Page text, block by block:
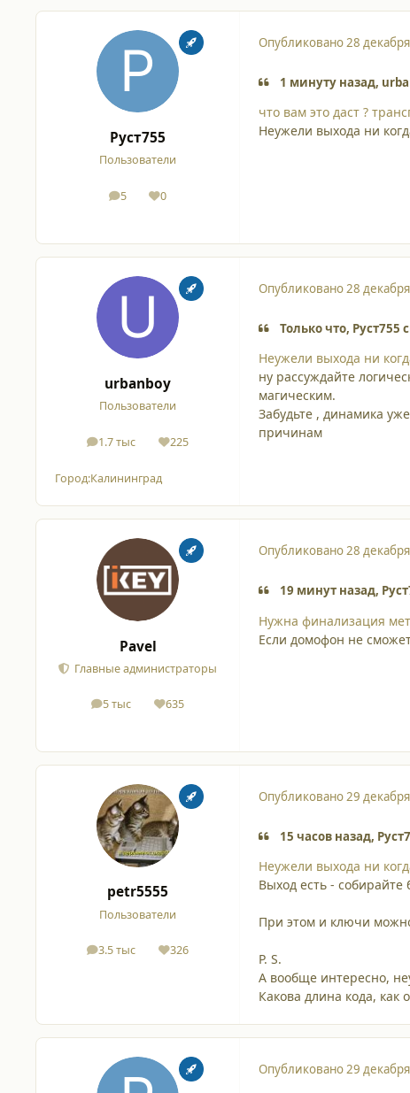
Руст755
Пользователи
5
сообщения
0
Репутация
Опубликовано28
1 минуту назад,
что вам это даст ?
Неужели выхода ни
urbanboy
Пользователи
1.7 тыс
сообщения225
Репутация
Город:Калининград
Опубликовано 28
Только что, Руст755
Неужели выхода ни
ну рассуждайте
магическим.
Забудьте , динамика
причинам
Pavel
Главные администраторы
5 тыс
сообщения635
Репутация
Опубликовано28
19 минут назад,
Нужна финализация
Если домофон не
petr5555
Пользователи
3.5 тыс
сообщения326
Репутация
Опубликовано29
15 часов назад,
Неужели выхода ни
Выход есть -
При этом и ключи
P. S.
А вообще интересно,
Какова длина кода, как
Опубликовано29